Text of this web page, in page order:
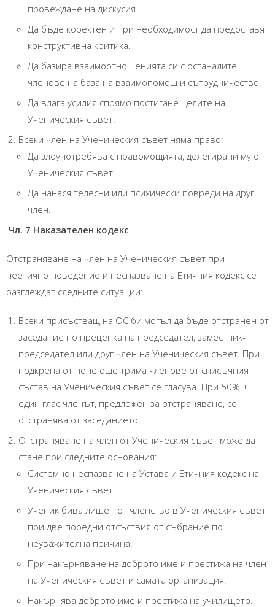
провеждане на дискусия.
Да бъде коректен и при необходимост да предоставя
конструктивна критика.
Да базира взаимоотношенията си с останалите
членове на база на взаимопомощ и сътрудничество.
Да влага усилия спрямо постигане целите на
Ученическия съвет.
Всеки член на Ученическия съвет няма право:
Да злоупотребява с правомощията, делегирани му от
Ученическия съвет.
Да нанася телесни или психически повреди на друг
член.
Чл. 7 Наказателен кодекс
Отстраняване на член на Ученическия съвет при
неетично поведение и неспазване на Етичния кодекс се
разглеждат следните ситуации:
Всеки присъстващ на ОС би могъл да бъде отстранен от
заседание по преценка на председател, заместник-
председател или друг член на Ученическия съвет. При
подкрепа от поне още трима членове от списъчния
състав на Ученическия съвет се гласува. При 50% +
един глас членът, предложен за отстраняване, се
отстранява от заседанието.
Отстраняване на член от Ученическия съвет може да
стане при следните основания:
Системно неспазване на Устава и Етичния кодекс на
Ученическия съвет
Ученик бива лишен от членство в Ученическия съвет
при две поредни отсъствия от събрание по
неуважителна причина.
При накърняване на доброто име и престижа на член
на Ученическия съвет и самата организация.
Накърнява доброто име и престижа на училището.